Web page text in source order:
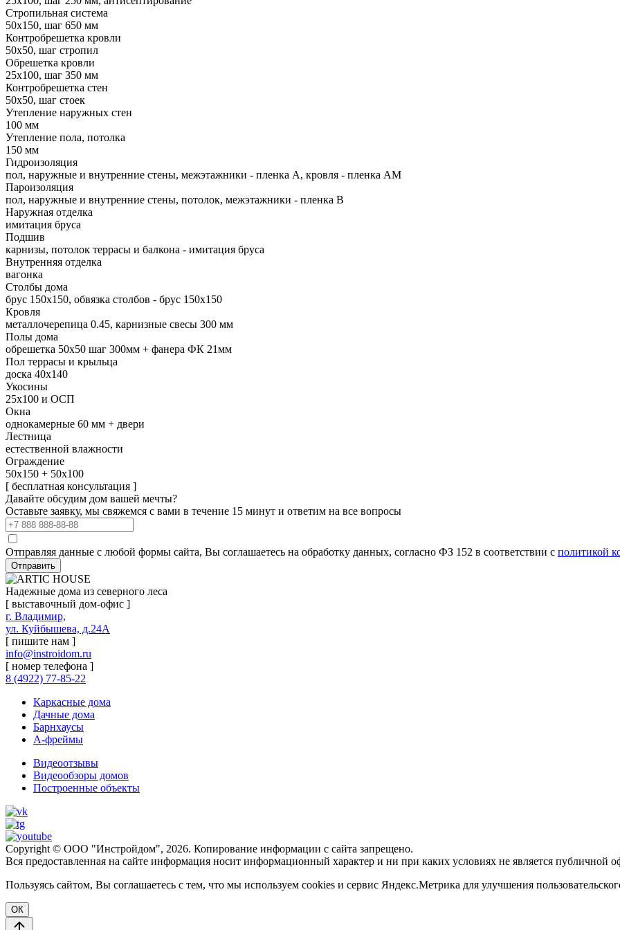
Стропильная система
50х150, шаг 650 мм
Контробрешетка кровли
50х50, шаг стропил
Обрешетка кровли
25х100, шаг 350 мм
Контробрешетка стен
50х50, шаг стоек
Утепление наружных стен
100 мм
Утепление пола, потолка
150 мм
Гидроизоляция
пол, наружные и внутренние стены, межэтажники - пленка А, кровля - пленка АМ
Пароизоляция
пол, наружные и внутренние стены, потолок, межэтажники - пленка В
Наружная отделка
имитация бруса
Подшив
карнизы, потолок террасы и балкона - имитация бруса
Внутренняя отделка
вагонка
Столбы дома
брус 150х150, обвязка столбов - брус 150х150
Кровля
металлочерепица 0.45, карнизные свесы 300 мм
Полы дома
обрешетка 50х50 шаг 300мм + фанера ФК 21мм
Пол террасы и крыльца
доска 40х140
Укосины
25х100 и ОСП
Окна
однокамерные 60 мм + двери
Лестница
естественной влажности
Ограждение
50х150 + 50х100
[ бесплатная консультация ]
Давайте обсудим дом вашей мечты?
Оставьте заявку, мы свяжемся с вами в течение 15 минут и ответим на все вопросы
Отправляя данные с любой формы сайта, Вы соглашаетесь на обработку данных, согласно ФЗ 152 в соответствии с политикой
Отправить
Надежные дома из северного леса
[ выставочный дом-офис ]
г. Владимир,
ул. Куйбышева, д.24А
[ пишите нам ]
info@instroidom.ru
[ номер телефона ]
8 (4922) 77-85-22
Каркасные дома
Дачные дома
Барнхаусы
А-фреймы
Видеоотзывы
Видеообзоры домов
Построенные объекты
Copyright © ООО "Инстройдом", 2026. Копирование информации с сайта запрещено.
Вся предоставленная на сайте информация носит информационный характер и ни при каких условиях не является публичной
Пользуясь сайтом, Вы соглашаетесь с тем, что мы используем cookies и сервис Яндекс.Метрика для улучшения
ОК